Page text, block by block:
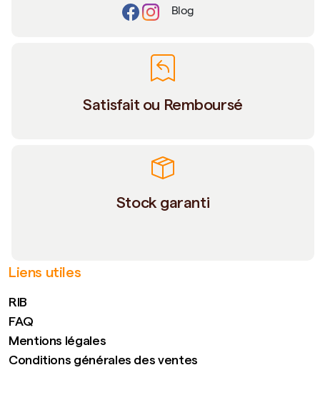
Blog
Satisfait ou Remboursé
Stock garanti
Liens utiles
RIB
FAQ
Mentions légales
Conditions générales des ventes